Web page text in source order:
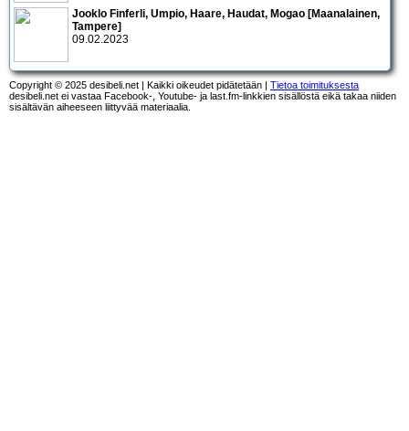
Jooklo Finferli, Umpio, Haare, Haudat, Mogao [Maanalainen,
Tampere]
09.02.2023
Copyright © 2025 desibeli.net | Kaikki oikeudet pidätetään | Tietoa toimituksesta
desibeli.net ei vastaa Facebook-, Youtube- ja last.fm-linkkien sisällöstä eikä takaa niiden
sisältävän aiheeseen liittyvää materiaalia.